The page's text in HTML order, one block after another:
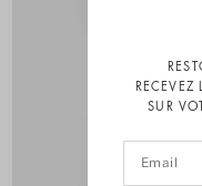
RECEVEZ
SUR